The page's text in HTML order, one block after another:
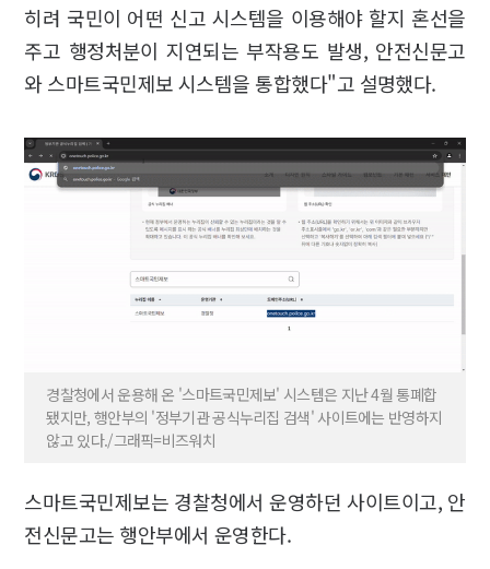
히려 국민이 어떤 신고 시스템을 이용해야 할지 혼선을
주고 행정처분이 지연되는 부작용도 발생, 안전신문고
와 스마트국민제보 시스템을 통합했다"고 설명했다.
경찰청에서 운용해 온 '스마트국민제보' 시스템은 지난 4월 통폐합
됐지만, 행안부의 '정부기관 공식누리집 검색' 사이트에는 반영하지
않고 있다./그래픽=비즈워치
스마트국민제보는 경찰청에서 운영하던 사이트이고, 안
전신문고는 행안부에서 운영한다.